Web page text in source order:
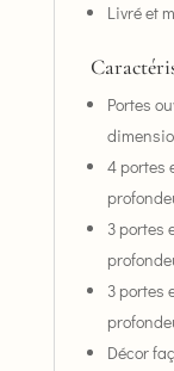
Livré et
Portes
4 portes
3 portes
3 portes
Décor